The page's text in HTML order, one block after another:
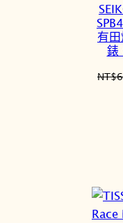
有
錶
NT$